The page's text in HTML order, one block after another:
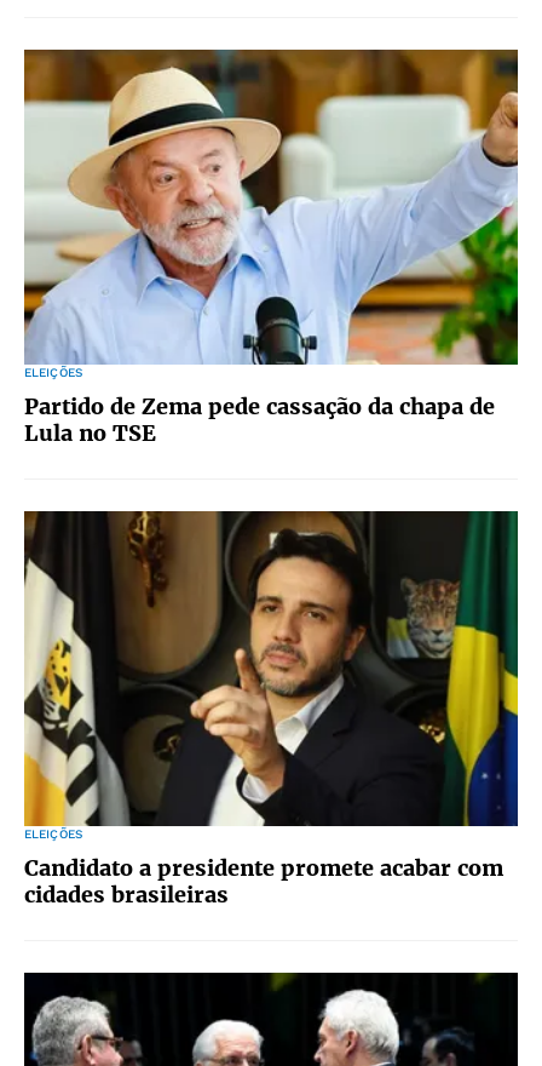
ELEIÇÕES
Partido de Zema pede cassação da chapa de
Lula no TSE
ELEIÇÕES
Candidato a presidente promete acabar com
cidades brasileiras